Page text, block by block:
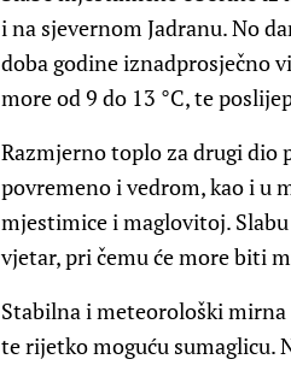
i na sjevernom Jadranu. No
doba godine iznadprosječno
more od 9 do 13 °C, te
Razmjerno toplo za drugi dio
povremeno i vedrom, kao i u
mjestimice i maglovitoj.
vjetar, pri čemu će more biti
Stabilna i meteorološki mirna
te rijetko moguću sumaglicu.